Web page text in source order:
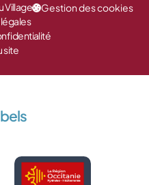
Village
Gestion des cookies
site